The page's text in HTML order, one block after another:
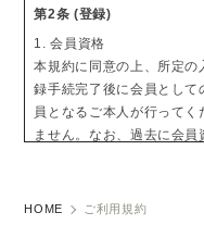
第2条 (登録)
1. 会員資格
本規約に同意の上、所定
録手続完了後に会員とし
員となるご本人が行って
ません。なお、過去に会
HOME ご利用規約